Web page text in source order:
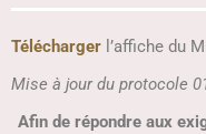
Télécharger l’affiche du
Mise à jour du protocole
Afin de répondre aux